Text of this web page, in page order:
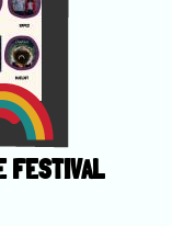
FESTIVAL